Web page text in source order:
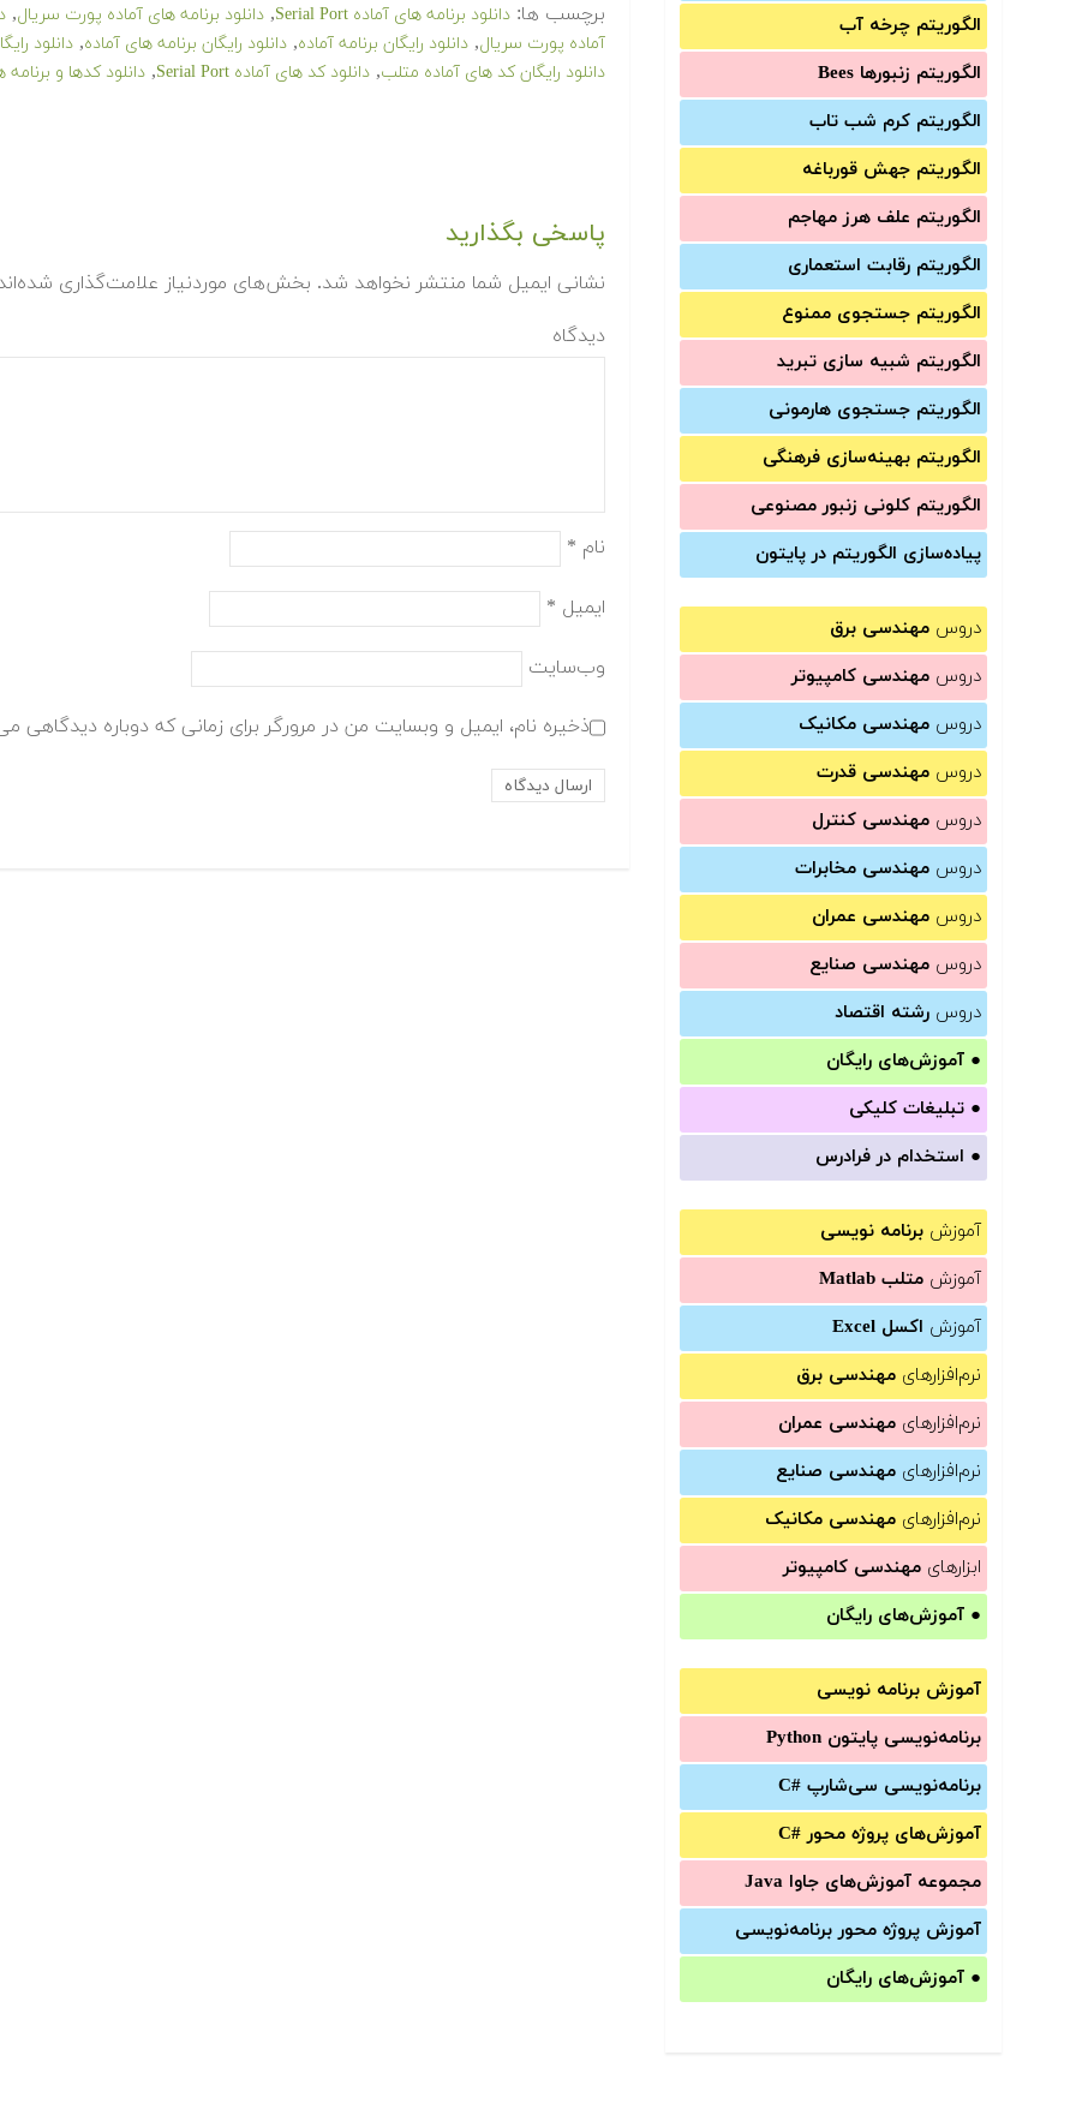
الگوریتم چرخه آب
الگوریتم زنبورها Bees
الگوریتم کرم شب تاب
الگوریتم جهش قورباغه
الگوریتم علف هرز مهاجم
الگوریتم رقابت استعماری
الگوریتم جستجوی ممنوع
الگوریتم شبیه سازی تبرید
الگوریتم جستجوی هارمونی
الگوریتم بهینه‌سازی فرهنگی
الگوریتم کلونی زنبور مصنوعی
پیاده‌سازی الگوریتم در پایتون
دروس مهندسی برق
دروس مهندسی کامپیوتر
دروس مهندسی مکانیک
دروس مهندسی قدرت
دروس مهندسی کنترل
دروس مهندسی مخابرات
دروس مهندسی عمران
دروس مهندسی صنایع
دروس رشته اقتصاد
● آموزش‌های رایگان
● تبلیغات کلیکی
● استخدام در فرادرس
آموزش برنامه نویسی
آموزش متلب Matlab
آموزش اکسل Excel
نرم‌افزارهای مهندسی برق
نرم‌افزارهای مهندسی عمران
نرم‌افزارهای مهندسی صنایع
نرم‌افزارهای مهندسی مکانیک
ابزارهای مهندسی کامپیوتر
● آموزش‌های رایگان
آموزش برنامه نویسی
برنامه‌نویسی پایتون Python
برنامه‌‌نویسی سی‌شارپ C#‎
آموزش‌های پروژه محور #C
مجموعه آموزش‌های جاوا Java
آموزش‌ پروژه محور برنامه‌نویسی
● آموزش‌های رایگان
برچسب ها: دانلود برنامه های آماده Serial Port , دانلود برنامه های آماده پورت سریال,
آماده پورت سریال, دانلود رایگان برنامه آماده, دانلود رایگان برنامه های آماده, دانلود
دانلود رایگان کد های آماده متلب, دانلود کد های آماده Serial Port , دانلود کدها و برنامه
پاسخی بگذارید
نشانی ایمیل شما منتشر نخواهد شد. بخش‌های موردنیاز علامت‌گذاری
دیدگاه
نام *
ایمیل *
وب‌سایت
ذخیره نام، ایمیل و وبسایت من در مرورگر برای زمانی که دوباره دیدگاهی